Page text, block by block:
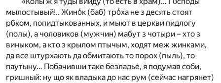
мылостывый!.. Жинόк (баб) трόха не з десять стоят
рбком, попидтыкованных, и мыют в церкви пидлогу
(полы), а чоловиков (мужчин) мабут з чотыри – хто з
виныком, а кто з крылом птычым, ходят меж жинками,
да все штурхають да обмитають то порох (пыль), то
паутыну… Побачивши таке безладье, я подумав соби,
гришный: ну що як владыка до нас рум (сейчас нагрянет)